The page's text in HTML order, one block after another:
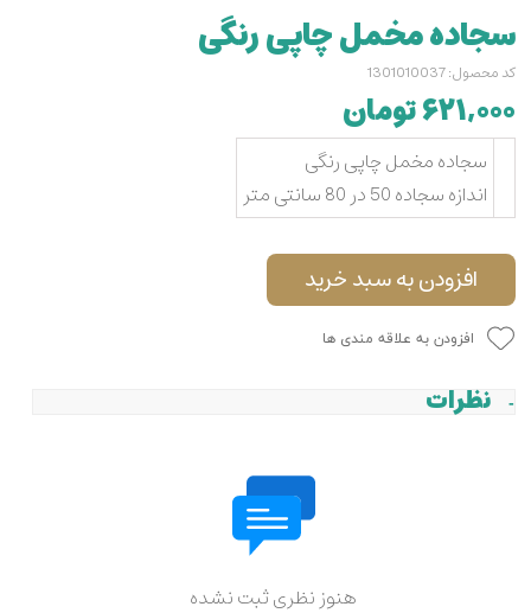
سجاده مخمل چاپی رنگی
کد محصول: 1301010037
۶۲۱,۰۰۰ تومان
سجاده مخمل چاپی رنگی
اندازه سجاده 50 در 80 سانتی متر
افزودن به سبد خرید
افزودن به علاقه مندی ها
نظرات
هنوز نظری ثبت نشده